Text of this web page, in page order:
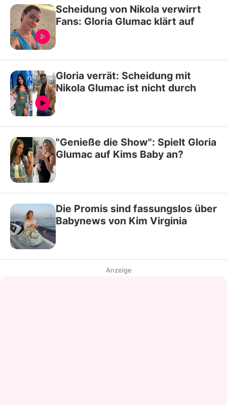
Scheidung von Nikola verwirrt
Fans: Gloria Glumac klärt auf
Gloria verrät: Scheidung mit
Nikola Glumac ist nicht durch
"Genieße die Show": Spielt Gloria
Glumac auf Kims Baby an?
Die Promis sind fassungslos über
Babynews von Kim Virginia
Anzeige